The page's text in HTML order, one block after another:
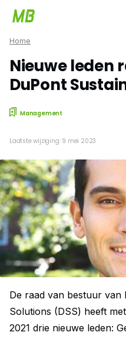
Home
Nieuwe leden
DuPont
Management
Laatste wijziging: 9 mei 2023
De raad van bestuur van
Solutions (DSS) heeft
2021 drie nieuwe leden: